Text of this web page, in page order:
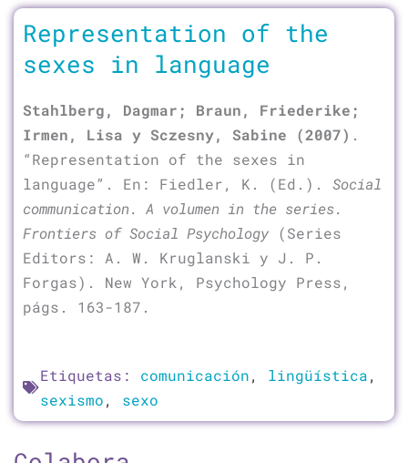
Representation of the
sexes in language
Stahlberg, Dagmar; Braun, Friederike;
Irmen, Lisa y Sczesny, Sabine
(2007) .
“Representation of the sexes in
language”. En: Fiedler, K. (Ed.). Social
communication. A volumen in the series.
Frontiers of Social Psychology (Series
Editors: A. W. Kruglanski y J. P.
Forgas). New York, Psychology Press,
págs. 163-187.
Etiquetas: comunicación, lingüística,
sexismo, sexo